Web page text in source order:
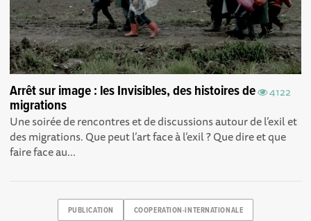
4122
Arrêt sur image : les Invisibles, des histoires de
migrations
Une soirée de rencontres et de discussions autour de l’exil et
des migrations. Que peut l’art face à l’exil ? Que dire et que
faire face au...
PUBLICATION COOPERATION-INTERNATIONALE